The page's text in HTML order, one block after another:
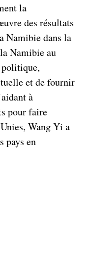
la
des résultats
Namibie dans la
Namibie au
politique,
et de fournir
à
pour faire
Wang Yi a
pays en